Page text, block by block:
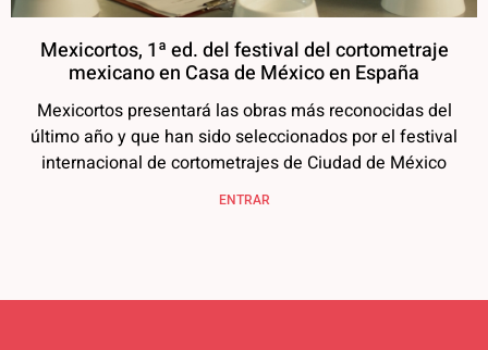
Mexicortos, 1ª ed. del festival del cortometraje
mexicano en Casa de México en España
Mexicortos presentará las obras más reconocidas del
último año y que han sido seleccionados por el festival
internacional de cortometrajes de Ciudad de México
ENTRAR